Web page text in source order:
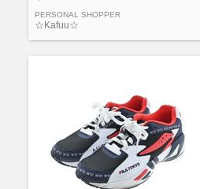
PERSONAL SHOPPER
☆Kafuu☆